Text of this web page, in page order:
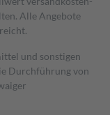
Alle Angebote
und sonstigen
Durchführung von